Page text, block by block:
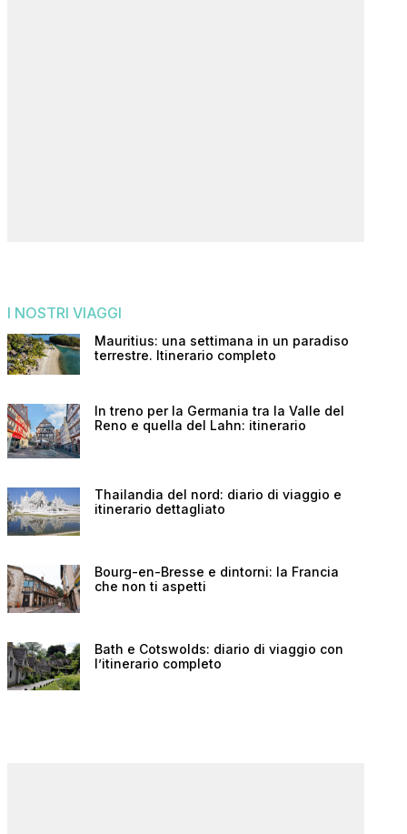
I NOSTRI VIAGGI
Mauritius: una settimana in un paradiso
terrestre. Itinerario completo
In treno per la Germania tra la Valle del
Reno e quella del Lahn: itinerario
Thailandia del nord: diario di viaggio e
itinerario dettagliato
Bourg-en-Bresse e dintorni: la Francia
che non ti aspetti
Bath e Cotswolds: diario di viaggio con
l’itinerario completo